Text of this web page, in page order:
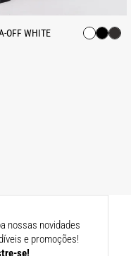
OFF WHITE
nossas novidades
e promoções!
se!